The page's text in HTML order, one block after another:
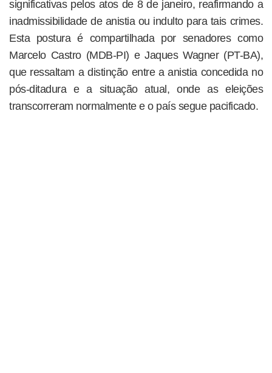
significativas pelos atos de 8 de janeiro, reafirmando a
inadmissibilidade de anistia ou indulto para tais crimes.
Esta postura é compartilhada por senadores como
Marcelo Castro (MDB-PI) e Jaques Wagner (PT-BA),
que ressaltam a distinção entre a anistia concedida no
pós-ditadura e a situação atual, onde as eleições
transcorreram normalmente e o país segue pacificado.